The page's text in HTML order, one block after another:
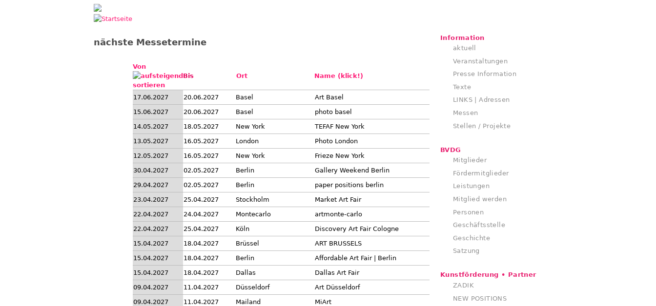
nächste Messetermine
Von
Bis
Ort Name (klick!)
17.06.2027 20.06.2027 Basel
Art Basel
15.06.2027
20.06.2027 Basel
photo basel
14.05.2027
18.05.2027 New York
TEFAF New York
13.05.2027
16.05.2027 London
Photo London
12.05.2027
16.05.2027 New York
Frieze New York
30.04.2027
02.05.2027 Berlin
Gallery Weekend Berlin
29.04.2027
02.05.2027 Berlin
paper positions berlin
23.04.2027
25.04.2027 Stockholm
Market Art Fair
22.04.2027
24.04.2027 Montecarlo
artmonte-carlo
22.04.2027
25.04.2027 Köln
Discovery Art Fair Cologne
15.04.2027
18.04.2027 Brüssel
ART BRUSSELS
15.04.2027
18.04.2027 Berlin
Affordable Art Fair | Berlin
15.04.2027
18.04.2027 Dallas
Dallas Art Fair
09.04.2027
11.04.2027 Düsseldorf
Art Düsseldorf
09.04.2027
11.04.2027 Mailand
MiArt
Information
aktuell
Veranstaltungen
Presse Information
Texte
LINKS | Adressen
Messen
Stellen / Projekte
BVDG
Mitglieder
Fördermitglieder
Leistungen
Mitglied werden
Personen
Geschäftsstelle
Geschichte
Satzung
Kunstförderung • Partner
ZADIK
NEW POSITIONS